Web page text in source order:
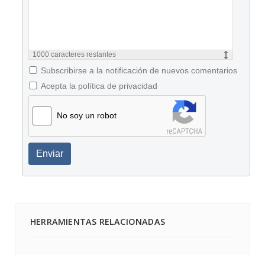
1000 caracteres restantes
Subscribirse a la notificación de nuevos comentarios
Acepta la política de privacidad
No soy un robot
Enviar
HERRAMIENTAS RELACIONADAS